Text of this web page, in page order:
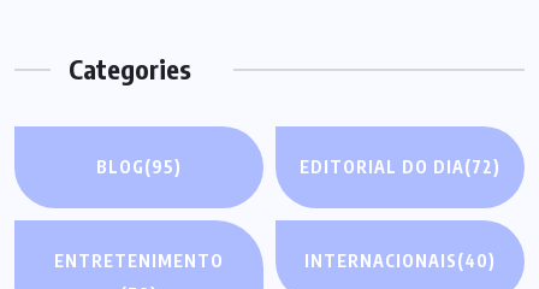
Categories
BLOG(95) EDITORIAL DO DIA(72)
ENTRETENIMENTO
INTERNACIONAIS(40)